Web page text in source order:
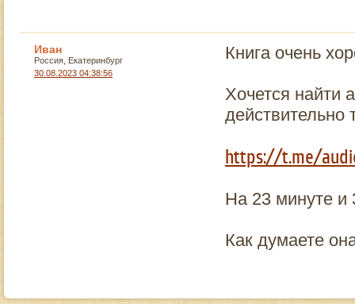
Иван
Россия, Екатеринбург
30.08.2023 04:38:56
Книга очень
Хочется найти
действительно
https://t.me/
На 23 минуте и
Как думаете